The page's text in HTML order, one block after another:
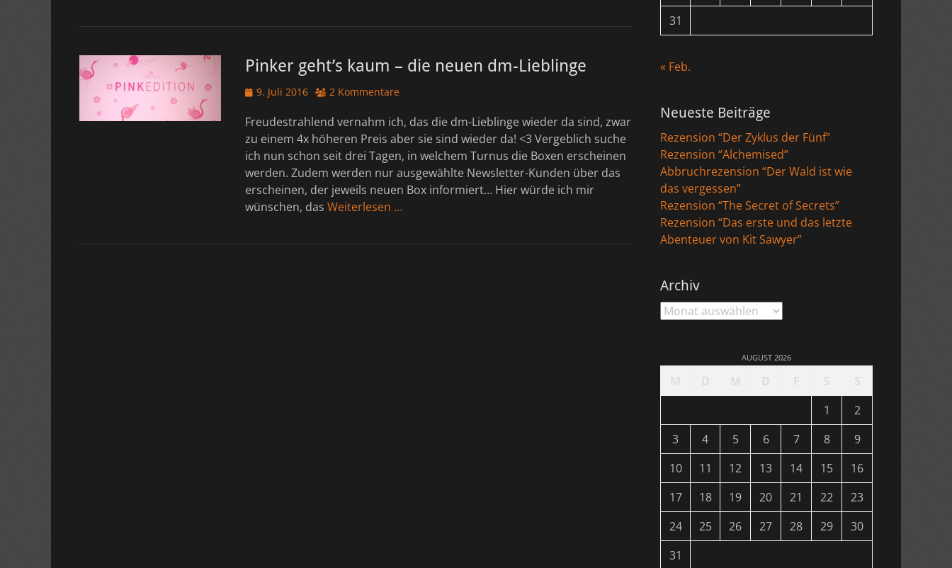
Pinker geht’s kaum – die neuen dm-Lieblinge
Veröffentlicht
9. Juli 2016 2 Kommentare
Freudestrahlend vernahm ich, das die dm-Lieblinge wieder da sind, zwar
zu einem 4x höheren Preis aber sie sind wieder da! <3 Vergeblich suche
ich nun schon seit drei Tagen, in welchem Turnus die Boxen erscheinen
werden. Zudem werden nur ausgewählte Newsletter-Kunden über das
erscheinen, der jeweils neuen Box informiert… Hier würde ich mir
wünschen, das Weiterlesen …
31
« Feb.
Neueste Beiträge
Rezension “Der Zyklus der Fünf”
Rezension “Alchemised”
Abbruchrezension “Der Wald ist wie
das vergessen”
Rezension “The Secret of Secrets”
Rezension “Das erste und das letzte
Abenteuer von Kit Sawyer”
Archiv
Archiv
AUGUST 2026
1
2
3
4 5 6 7 8
9
10
11 12 13 14 15
16
17
18 19 20 21 22
23
24
25 26 27 28 29
30
31